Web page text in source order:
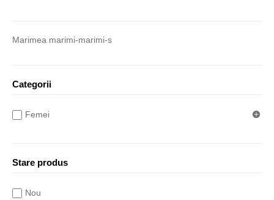
Categorii
Femei
Stare produs
Nou
Marimea marimi-marimi-s